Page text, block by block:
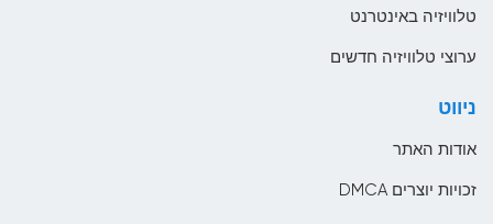
טלוויזיה באינטרנט
ערוצי טלוויזיה חדשים
ניווט
אודות האתר
זכויות יוצרים DMCA